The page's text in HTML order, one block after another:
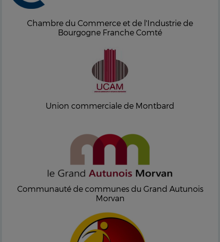
Chambre du Commerce et de l'Industrie de
Bourgogne Franche Comté
Union commerciale de Montbard
Communauté de communes du Grand Autunois
Morvan